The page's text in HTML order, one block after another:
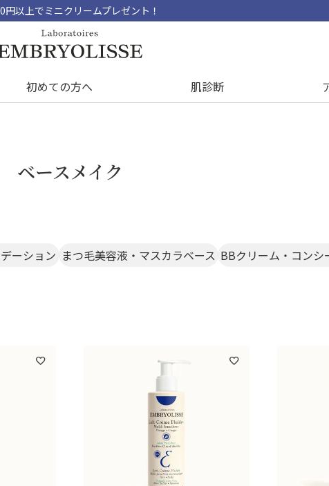
円以上でミニクリームプレゼント！
初めての方へ 肌診断
ベースメイク
ーション まつ毛美容液・マスカラベース BBクリーム・コンシ